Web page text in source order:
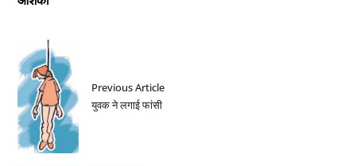
Previous Article
युवक ने लगाई फांसी